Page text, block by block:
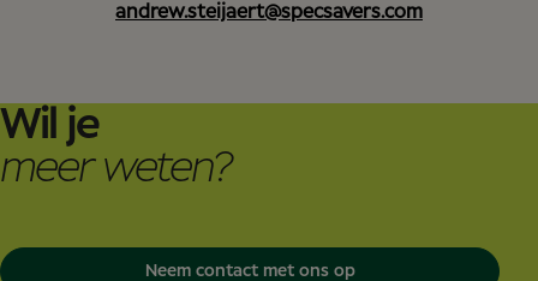
andrew.steijaert@specsavers.com
Wil je
meer weten?
Neem contact met ons op